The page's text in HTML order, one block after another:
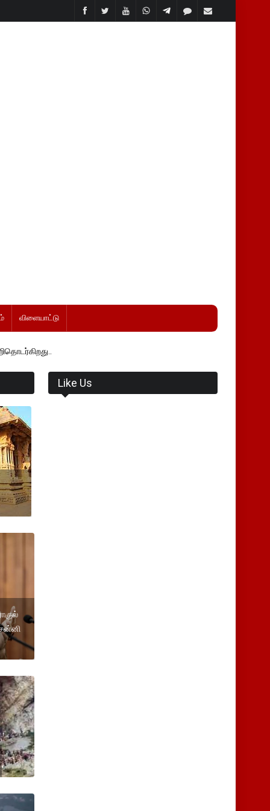
விளையாட்டு
Like Us